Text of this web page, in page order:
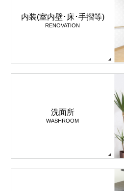
内装(室内壁･床･手摺等)
RENOVATION
洗面所
WASHROOM